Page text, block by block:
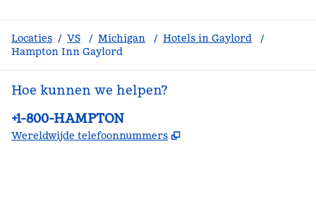
Locaties / VS / Michigan / Hotels in Gaylord
/
Hampton Inn Gaylord
Hoe kunnen we helpen?
Telefoon:
+1-800-HAMPTON
Wereldwijde telefoonnummers ,